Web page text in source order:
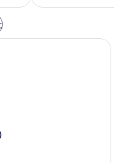
保險箱、書桌、免費無線上網